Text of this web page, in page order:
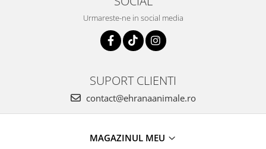
Urmareste-ne in social media
SUPORT CLIENTI
contact@ehranaanimale.ro
MAGAZINUL MEU